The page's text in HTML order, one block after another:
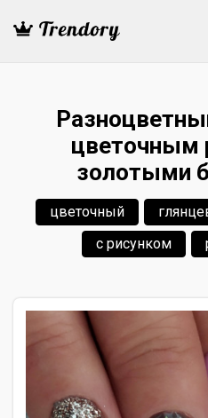
цветочным
золотыми
цветочный
с рисунком